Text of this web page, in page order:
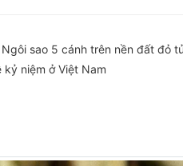
sao 5 cánh trên nền đất đỏ
niệm ở Việt Nam